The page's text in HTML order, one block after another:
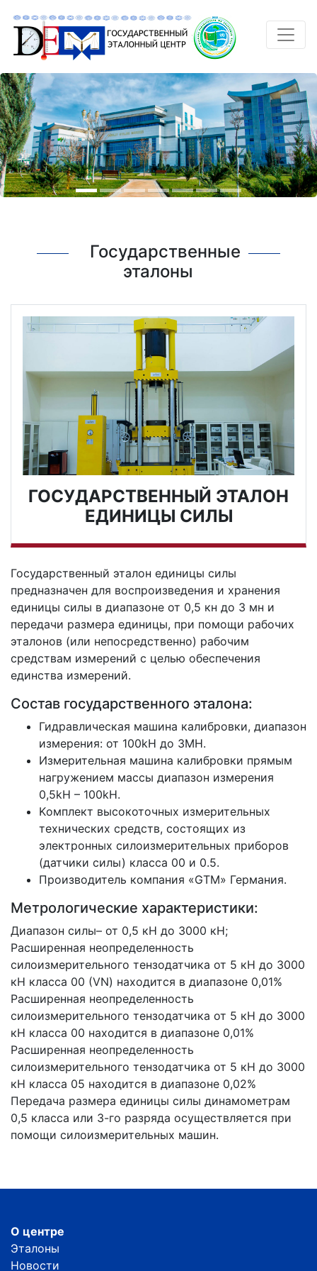
Государственные
эталоны
ГОСУДАРСТВЕННЫЙ ЭТАЛОН
ЕДИНИЦЫ СИЛЫ
Государственный эталон единицы силы
предназначен для воспроизведения и хранения
единицы силы в диапазоне от 0,5 кн до 3 мн и
передачи размера единицы, при помощи рабочих
эталонов (или непосредственно) рабочим
средствам измерений с целью обеспечения
единства измерений.
Состав государственного эталона:
Гидравлическая машина калибровки, диапазон
измерения: от 100kН дo 3MН.
Измерительная машина калибровки прямым
нагружением массы диапазон измерения
0,5kН – 100kН.
Kомплект высокоточных измерительных
технических средств, состоящих из
электронных силоизмерительных приборов
(датчики силы) класса 00 и 0.5.
Производитель компания «GTM» Германия.
Метрологические характеристики:
Диапазон силы– от 0,5 кН до 3000 кН;
Расширенная неопределенность
силоизмерительного тензодатчика от 5 кН до 3000
кН класса 00 (VN) находится в диапазоне 0,01%
Расширенная неопределенность
силоизмерительного тензодатчика от 5 кН до 3000
кН класса 00 находится в диапазоне 0,01%
Расширенная неопределенность
силоизмерительного тензодатчика от 5 кН до 3000
кН класса 05 находится в диапазоне 0,02%
Передача размера единицы силы динамометрам
0,5 класса или 3-го разряда осуществляется при
помощи силоизмерительных машин.
О центре
Эталоны
Новости